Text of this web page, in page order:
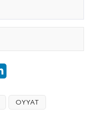
OYYAT